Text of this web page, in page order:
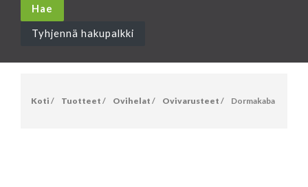
Tyhjennä hakupalkki
Koti / Tuotteet / Ovihelat / Ovivarusteet / Dormakaba